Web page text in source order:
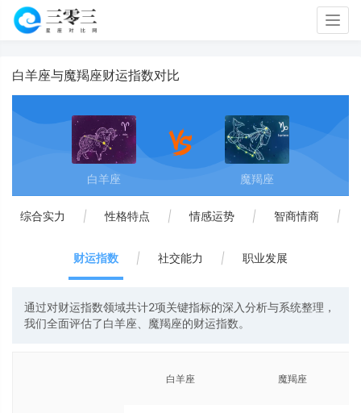
白羊座与魔羯座财运指数对比
白羊座 魔羯座
综合实力 | 性格特点 | 情感运势 | 智商情商 |
财运指数 | 社交能力 | 职业发展
通过对财运指数领域共计2项关键指标的深入分析与系统整理，
我们全面评估了白羊座、魔羯座的财运指数。
白羊座 魔羯座